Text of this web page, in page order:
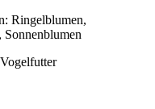
Ringelblumen,
Sonnenblumen